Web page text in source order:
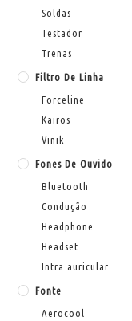
Soldas
Testador
Trenas
Filtro De Linha
Forceline
Kairos
Vinik
Fones De Ouvido
Bluetooth
Condução
Headphone
Headset
Intra auricular
Fonte
Aerocool